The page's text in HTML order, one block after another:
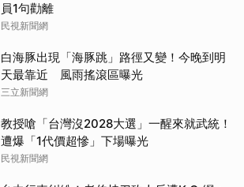
員1句勸離
民視新聞網
白海豚出現「海豚跳」路徑又變！今晚到明
天最靠近 風雨搖滾區曝光
三立新聞網
教授嗆「台灣沒2028大選」一醒來就武統！
遭爆「1代價超慘」下場曝光
民視新聞網